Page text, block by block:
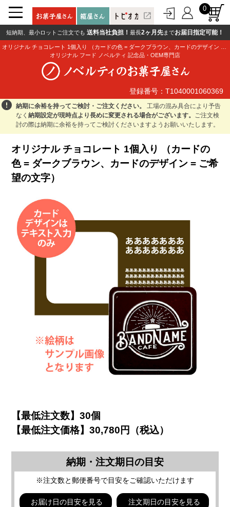
オリジナル フード ノベルティ 記念品・OEM専門店
open_in_new
短納期、最小ロットご注文でも 送料当社負担！ 最長2ヶ月先までお届日指定可能！
0
登録番号：T1040001060369
error 納期に余裕を持ってご検討・ご注文ください。
工場の混み具合により予告
なく納期設定が現時点より長めに変更される場合がございます。
ご注文検
討の際は納期に余裕を持ってご検討くださいますようお願いいたします。
登録番号：T1040001060369
オリジナル チョコレート 1個入り （カードの
色 = ダークブラウン、カードのデザイン = ご希
望の文字）
【最低注文数】30個
【最低注文価格】30,780円（税込）
納期・注文期日の目安
※注文数と郵便番号で目安をご確認いただけます
お届け日の目安を見る 注文期日の目安を見る